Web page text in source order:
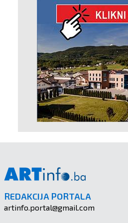
REDAKCIJA PORTALA
artinfo.portal@gmail.com